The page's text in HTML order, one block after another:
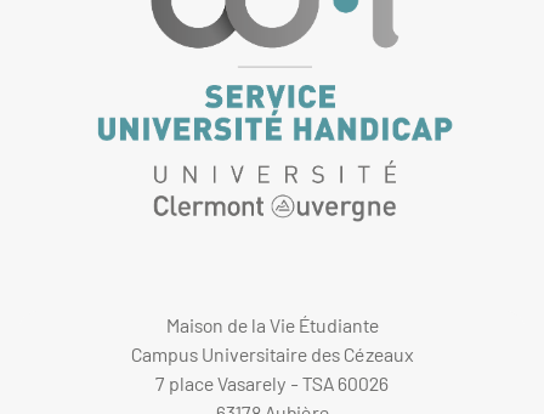
Maison de la Vie Étudiante
Campus Universitaire des Cézeaux
7 place Vasarely - TSA 60026